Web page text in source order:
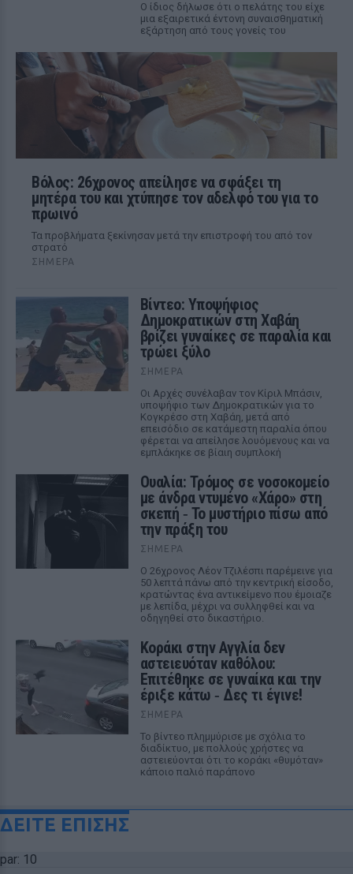
Ο ίδιος δήλωσε ότι ο πελάτης του είχε
μια εξαιρετικά έντονη συναισθηματική
εξάρτηση από τους γονείς του
Βόλος: 26χρονος απείλησε να σφάξει τη
μητέρα του και χτύπησε τον αδελφό του για το
πρωινό
Τα προβλήματα ξεκίνησαν μετά την επιστροφή του από τον
στρατό
ΣΉΜΕΡΑ
Βίντεο: Υποψήφιος
Δημοκρατικών στη Χαβάη
βρίζει γυναίκες σε παραλία και
τρώει ξύλο
ΣΉΜΕΡΑ
Οι Αρχές συνέλαβαν τον Κίριλ Μπάσιν,
υποψήφιο των Δημοκρατικών για το
Κογκρέσο στη Χαβάη, μετά από
επεισόδιο σε κατάμεστη παραλία όπου
φέρεται να απείλησε λουόμενους και να
εμπλάκηκε σε βίαιη συμπλοκή
Ουαλία: Τρόμος σε νοσοκομείο
με άνδρα ντυμένο «Χάρο» στη
σκεπή ‑ Το μυστήριο πίσω από
την πράξη του
ΣΉΜΕΡΑ
Ο 26χρονος Λέον Τζιλέσπι παρέμεινε για
50 λεπτά πάνω από την κεντρική είσοδο,
κρατώντας ένα αντικείμενο που έμοιαζε
με λεπίδα, μέχρι να συλληφθεί και να
οδηγηθεί στο δικαστήριο.
Kοράκι στην Αγγλία δεν
αστειευόταν καθόλου:
Επιτέθηκε σε γυναίκα και την
έριξε κάτω ‑ Δες τι έγινε!
ΣΉΜΕΡΑ
Το βίντεο πλημμύρισε με σχόλια το
διαδίκτυο, με πολλούς χρήστες να
αστειεύονται ότι το κοράκι «θυμόταν»
κάποιο παλιό παράπονο
ΔΕΙΤΕ ΕΠΙΣΗΣ
par: 10